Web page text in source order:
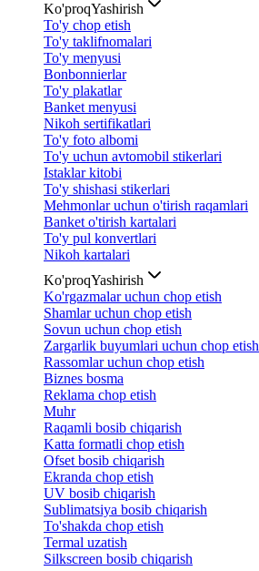
Ko'proqYashirish
To'y chop etish
To'y taklifnomalari
To'y menyusi
Bonbonnierlar
To'y plakatlar
Banket menyusi
Nikoh sertifikatlari
To'y foto albomi
To'y uchun avtomobil stikerlari
Istaklar kitobi
To'y shishasi stikerlari
Mehmonlar uchun o'tirish raqamlari
Banket o'tirish kartalari
To'y pul konvertlari
Nikoh kartalari
Ko'proqYashirish
Ko'rgazmalar uchun chop etish
Shamlar uchun chop etish
Sovun uchun chop etish
Zargarlik buyumlari uchun chop etish
Rassomlar uchun chop etish
Biznes bosma
Reklama chop etish
Muhr
Raqamli bosib chiqarish
Katta formatli chop etish
Ofset bosib chiqarish
Ekranda chop etish
UV bosib chiqarish
Sublimatsiya bosib chiqarish
To'shakda chop etish
Termal uzatish
Silkscreen bosib chiqarish